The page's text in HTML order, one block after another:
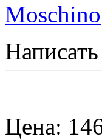
Moschino
Цена: